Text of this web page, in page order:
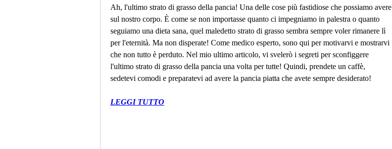
Ah, l'ultimo strato di grasso della pancia! Una delle cose più fastidiose che possiamo avere
sul nostro corpo. È come se non importasse quanto ci impegniamo in palestra o quanto
seguiamo una dieta sana, quel maledetto strato di grasso sembra sempre voler rimanere lì
per l'eternità. Ma non disperate! Come medico esperto, sono qui per motivarvi e mostrarvi
che non tutto è perduto. Nel mio ultimo articolo, vi svelerò i segreti per sconfiggere
l'ultimo strato di grasso della pancia una volta per tutte! Quindi, prendete un caffè,
sedetevi comodi e preparatevi ad avere la pancia piatta che avete sempre desiderato!
LEGGI TUTTO